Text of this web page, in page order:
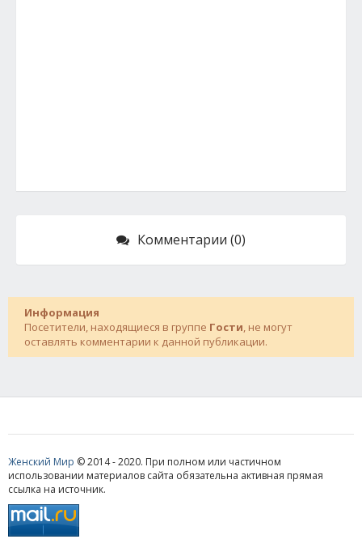
Комментарии (0)
Информация
Посетители, находящиеся в группе Гости, не могут
оставлять комментарии к данной публикации.
Женский Мир © 2014 - 2020. При полном или частичном
использовании материалов сайта обязательна активная прямая
ссылка на источник.